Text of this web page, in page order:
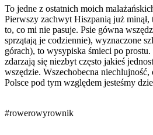
To jedne z ostatnich moich
Pierwszy zachwyt Hiszpanią już minął,
to, co mi nie pasuje. Psie gówna
sprzątają je codziennie), wyznaczone
górach), to wysypiska śmieci po
zdarzają się niezbyt często jakieś
wszędzie. Wszechobecna
Polsce pod tym względem jesteśmy
#rowerowyrownik